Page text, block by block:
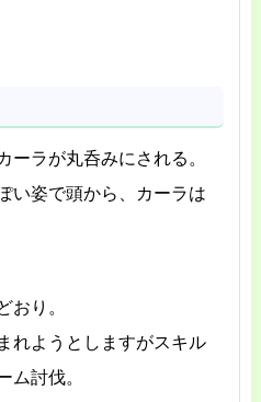
ーラが丸呑みにされる。
い姿で頭から、カーラは
おり。
れようとしますがスキル
ム討伐。